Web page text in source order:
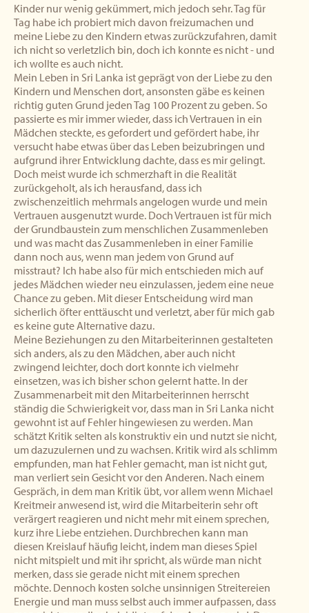
Kinder nur wenig gekümmert, mich jedoch sehr. Tag für
Tag habe ich probiert mich davon freizumachen und
meine Liebe zu den Kindern etwas zurückzufahren, damit
ich nicht so verletzlich bin, doch ich konnte es nicht - und
ich wollte es auch nicht.
Mein Leben in Sri Lanka ist geprägt von der Liebe zu den
Kindern und Menschen dort, ansonsten gäbe es keinen
richtig guten Grund jeden Tag 100 Prozent zu geben. So
passierte es mir immer wieder, dass ich Vertrauen in ein
Mädchen steckte, es gefordert und gefördert habe, ihr
versucht habe etwas über das Leben beizubringen und
aufgrund ihrer Entwicklung dachte, dass es mir gelingt.
Doch meist wurde ich schmerzhaft in die Realität
zurückgeholt, als ich herausfand, dass ich
zwischenzeitlich mehrmals angelogen wurde und mein
Vertrauen ausgenutzt wurde. Doch Vertrauen ist für mich
der Grundbaustein zum menschlichen Zusammenleben
und was macht das Zusammenleben in einer Familie
dann noch aus, wenn man jedem von Grund auf
misstraut? Ich habe also für mich entschieden mich auf
jedes Mädchen wieder neu einzulassen, jedem eine neue
Chance zu geben. Mit dieser Entscheidung wird man
sicherlich öfter enttäuscht und verletzt, aber für mich gab
es keine gute Alternative dazu.
Meine Beziehungen zu den Mitarbeiterinnen gestalteten
sich anders, als zu den Mädchen, aber auch nicht
zwingend leichter, doch dort konnte ich vielmehr
einsetzen, was ich bisher schon gelernt hatte. In der
Zusammenarbeit mit den Mitarbeiterinnen herrscht
ständig die Schwierigkeit vor, dass man in Sri Lanka nicht
gewohnt ist auf Fehler hingewiesen zu werden. Man
schätzt Kritik selten als konstruktiv ein und nutzt sie nicht,
um dazuzulernen und zu wachsen. Kritik wird als schlimm
empfunden, man hat Fehler gemacht, man ist nicht gut,
man verliert sein Gesicht vor den Anderen. Nach einem
Gespräch, in dem man Kritik übt, vor allem wenn Michael
Kreitmeir anwesend ist, wird die Mitarbeiterin sehr oft
verärgert reagieren und nicht mehr mit einem sprechen,
kurz ihre Liebe entziehen. Durchbrechen kann man
diesen Kreislauf häufig leicht, indem man dieses Spiel
nicht mitspielt und mit ihr spricht, als würde man nicht
merken, dass sie gerade nicht mit einem sprechen
möchte. Dennoch kosten solche unsinnigen Streitereien
Energie und man muss selbst auch immer aufpassen, dass